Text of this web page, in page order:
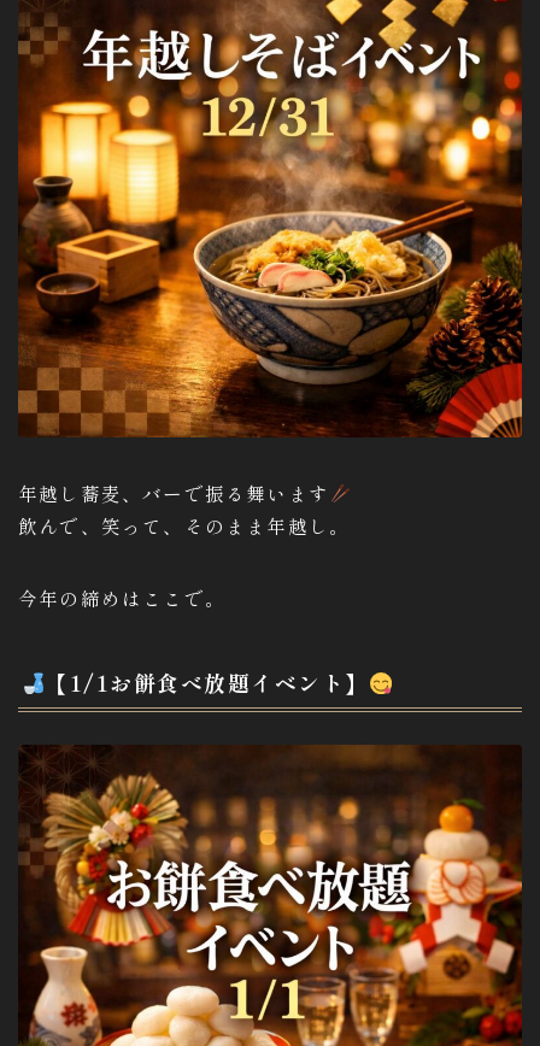
年越し蕎麦、バーで振る舞います
飲んで、笑って、そのまま年越し。
今年の締めはここで。
【1/1お餅食べ放題イベント】